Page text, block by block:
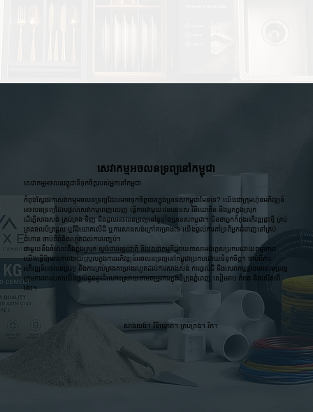
សេវាកម្មអចលនទ្រព្យនៅកម្ពុជា
សេវាកម្មអចលនវត្ថុជាទីទុកចិត្តរបស់អ្នកនៅកម្ពុជា
កំពុងស្វែងរកសេវាកម្មអចលនទ្រព្យដែលអាចទុកចិត្តបានក្នុងប្រទេសកម្ពុជាមែនទេ? យើងជាក្រុមហ៊ុនអភិវឌ្ឍន៍
អចលនទ្រព្យដែលផ្តល់សេវាកម្មពេញលេញ ធ្វើការជាមួយជនបរទេស វិនិយោគិន និងអ្នកក្នុងស្រុក
ដើម្បីសាងសង់ គ្រប់គ្រង ទិញ និងជួលអចលនទ្រព្យនៅទូទាំងប្រទេសកម្ពុជា។ មិនថាអ្នកកំពុងអភិវឌ្ឍផ្ទះថ្មី គ្រប់
គ្រងផលប័ត្រជួល ឬវិនិយោគលើដី ឬការសាងសង់ក្រៅគម្រោងទេ យើងផ្តល់ការគាំទ្រពីអ្នកជំនាញនៅគ្រប់
ជំហាន ចាប់ពីគំនិតរហូតដល់ការបញ្ចប់។
ជាមួយនឹងចំណេះដឹងក្នុងស្រុក ស្តង់ដារអន្តរជាតិ និងសេវាកម្មនិយាយភាសាអង់គ្លេសប្រកបដោយតម្លាភាព
យើងធ្វើឱ្យមានភាពងាយស្រួលក្នុងការអភិវឌ្ឍន៍អចលនទ្រព្យនៅកម្ពុជាប្រកបដោយទំនុកចិត្ត។ ចាប់ពីការ
អភិវឌ្ឍន៍អចលនទ្រព្យ និងការគ្រប់គ្រងគម្រោងរហូតដល់ការសាងសង់ ការផ្តល់ដី និងសេវាកម្មជួលអចលនទ្រព្យ
ក្រុមការងាររបស់យើងផ្តល់ជូននូវដំណោះស្រាយតាមតម្រូវការក្នុងទីក្រុងភ្នំពេញ សៀមរាប កំពត និងលើសពី
នេះ។
សាងសង់។ វិនិយោគ។ គ្រប់គ្រង។ រីក។